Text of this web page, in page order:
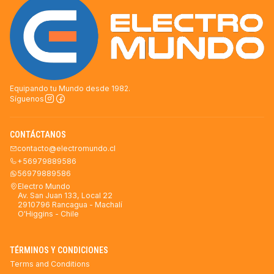
Equipando tu Mundo desde 1982.
Síguenos
CONTÁCTANOS
contacto@electromundo.cl
+56979889586
56979889586
Electro Mundo
Av. San Juan 133, Local 22
2910796 Rancagua - Machalí
O'Higgins - Chile
TÉRMINOS Y CONDICIONES
Terms and Conditions